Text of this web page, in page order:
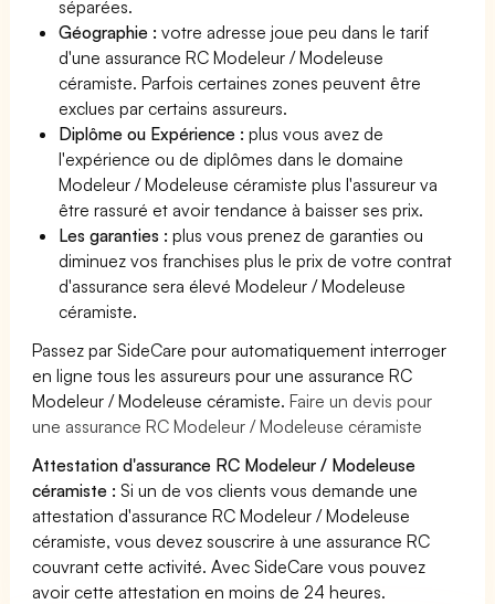
séparées.
Géographie :votre adresse joue peu dans le tarif
d'une assurance RC Modeleur / Modeleuse
céramiste. Parfois certaines zones peuvent être
exclues par certains assureurs.
Diplôme ou Expérience :plus vous avez de
l'expérience ou de diplômes dans le domaine
Modeleur / Modeleuse céramiste plus l'assureur va
être rassuré et avoir tendance à baisser ses prix.
Les garanties :plus vous prenez de garanties ou
diminuez vos franchises plus le prix de votre contrat
d'assurance sera élevé Modeleur / Modeleuse
céramiste.
Passez par SideCare pour automatiquement interroger
en ligne tous les assureurs pour une assurance RC
Modeleur / Modeleuse céramiste.Faire un devis pour
une assurance RC Modeleur / Modeleuse céramiste
Attestation d'assurance RC Modeleur / Modeleuse
céramiste : Si un de vos clients vous demande une
attestation d'assurance RC Modeleur / Modeleuse
céramiste, vous devez souscrire à une assurance RC
couvrant cette activité. Avec SideCare vous pouvez
avoir cette attestation en moins de 24 heures.